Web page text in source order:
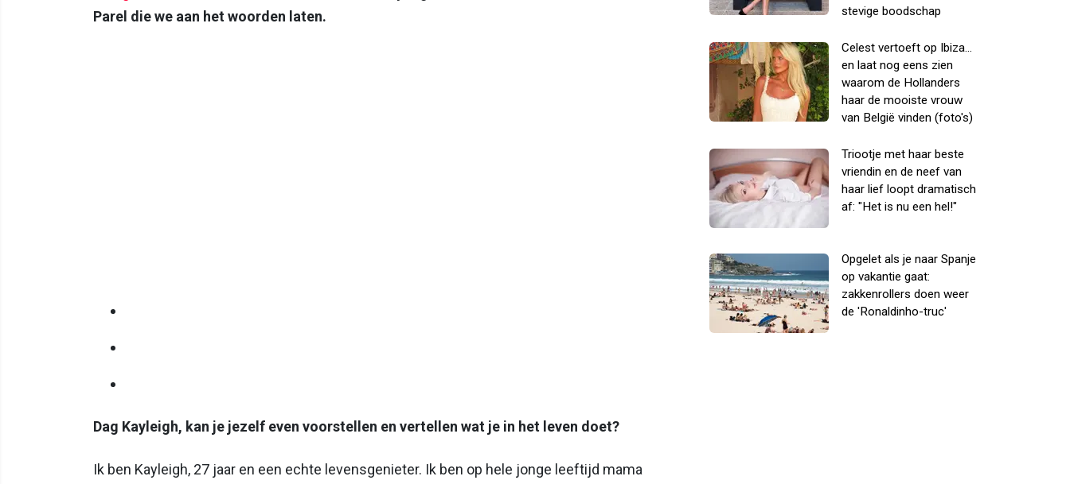
Parel die we aan het woorden laten.
Dag Kayleigh, kan je jezelf even voorstellen en vertellen wat je in het leven doet?
Ik ben Kayleigh, 27 jaar en een echte levensgenieter. Ik ben op hele jonge leeftijd mama
stevige boodschap
Celest vertoeft op Ibiza...
en laat nog eens zien
waarom de Hollanders
haar de mooiste vrouw
van België vinden (foto's)
Triootje met haar beste
vriendin en de neef van
haar lief loopt dramatisch
af: "Het is nu een hel!"
Opgelet als je naar Spanje
op vakantie gaat:
zakkenrollers doen weer
de 'Ronaldinho-truc'